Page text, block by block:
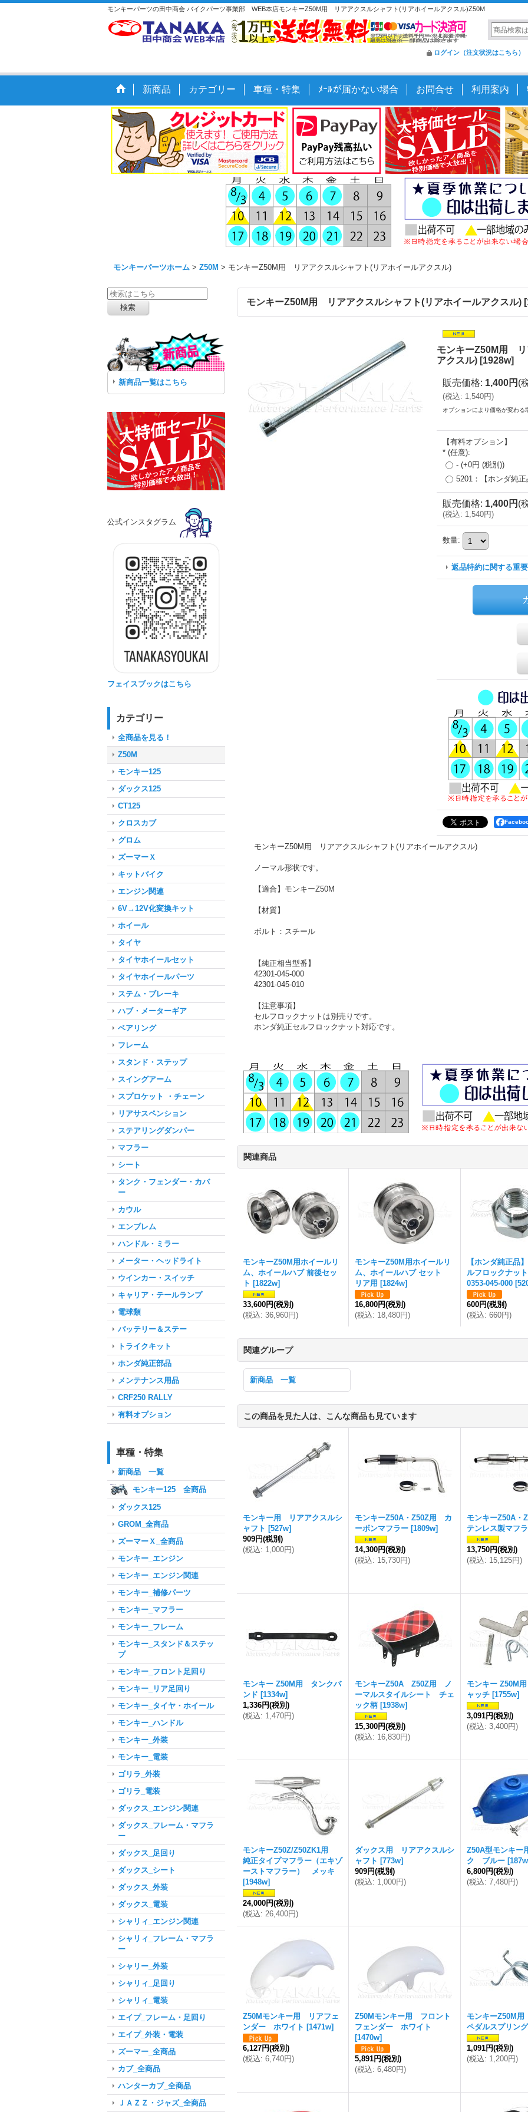
モンキーパーツの田中商会 バイクパーツ事業部 WEB本店モンキーZ50M用 リアアクスルシャフト(リアホイールアクスル)Z50M
ログイン（注文状況はこちら）
新商品 カテゴリー 車種・特集 ﾒｰﾙが届かない場合 お問合せ 利用案内
モンキーパーツホーム > Z50M > モンキーZ50M用 リアアクスルシャフト(リアホイールアクスル)
新商品一覧はこちら
公式インスタグラム
フェイスブックはこちら
カテゴリー
全商品を見る！
Z50M
モンキー125
ダックス125
CT125
クロスカブ
グロム
ズーマーＸ
キットバイク
エンジン関連
6V→12V化変換キット
ホイール
タイヤ
タイヤホイールセット
タイヤホイールパーツ
ステム・ブレーキ
ハブ・メーターギア
ベアリング
フレーム
スタンド・ステップ
スイングアーム
スプロケット ・チェーン
リアサスペンション
ステアリングダンパー
マフラー
シート
タンク・フェンダー・カバ
ー
カウル
エンブレム
ハンドル・ミラー
メーター・ヘッドライト
ウインカー・スイッチ
キャリア・テールランプ
電球類
バッテリー＆ステー
トライクキット
ホンダ純正部品
メンテナンス用品
CRF250 RALLY
有料オプション
車種・特集
新商品 一覧
モンキー125 全商品
ダックス125
GROM_全商品
ズーマーＸ_全商品
モンキー_エンジン
モンキー_エンジン関連
モンキー_補修パーツ
モンキー_マフラー
モンキー_フレーム
モンキー_スタンド＆ステッ
プ
モンキー_フロント足回り
モンキー_リア足回り
モンキー_タイヤ・ホイール
モンキー_ハンドル
モンキー_外装
モンキー_電装
ゴリラ_外装
ゴリラ_電装
ダックス_エンジン関連
ダックス_フレーム・マフラ
ー
ダックス_足回り
ダックス_シート
ダックス_外装
ダックス_電装
シャリィ_エンジン関連
シャリィ_フレーム・マフラ
ー
シャリー_外装
シャリィ_足回り
シャリィ_電装
エイプ_フレーム・足回り
エイプ_外装・電装
ズーマー_全商品
カブ_全商品
ハンターカブ_全商品
ＪＡＺＺ・ジャズ_全商品
モンキーZ50M用 リアアクスルシャフト(リアホイールアクスル) [
モンキーZ50M用 リ
アクスル) [1928w]
販売価格: 1,400円 (
(税込: 1,540円)
オプションにより価格が変わる
【有料オプション】
* (任意):
- (+0円 (税別))
5201：【ホンダ純
販売価格: 1,400円 (
(税込: 1,540円)
数量:
返品特約に関する重
モンキーZ50M用 リアアクスルシャフト(リアホイールアクスル)
ノーマル形状です。
【適合】モンキーZ50M
【材質】
ボルト：スチール
【純正相当型番】
42301-045-000
42301-045-010
【注意事項】
セルフロックナットは別売りです。
ホンダ純正セルフロックナット対応です。
関連商品
モンキーZ50M用ホイールリ
ム、ホイールハブ 前後セッ
ト [1822w]
33,600円(税別)
(税込: 36,960円)
モンキーZ50M用ホイールリ
ム、ホイールハブ セット
リア用 [1824w]
16,800円(税別)
(税込: 18,480円)
【ホンダ純正品
ルフロックナッ
0353-045-000 [
600円(税別)
(税込: 660円)
関連グループ
新商品 一覧
この商品を見た人は、こんな商品も見ています
モンキー用 リアアクスルシ
ャフト [527w]
909円(税別)
(税込: 1,000円)
モンキーZ50A・Z50Z用 カ
ーボンマフラー [1809w]
14,300円(税別)
(税込: 15,730円)
モンキーZ50A
テンレス製マフ
13,750円(税別)
(税込: 15,125円)
モンキー Z50M用 タンクバ
ンド [1334w]
1,336円(税別)
(税込: 1,470円)
モンキーZ50A Z50Z用 ノ
ーマルスタイルシート チェ
ック柄 [1938w]
15,300円(税別)
(税込: 16,830円)
モンキー Z50M
ャッチ [1755w]
3,091円(税別)
(税込: 3,400円)
モンキーZ50Z/Z50ZK1用
純正タイプマフラー（エキゾ
ーストマフラー） メッキ
[1948w]
24,000円(税別)
(税込: 26,400円)
ダックス用 リアアクスルシ
ャフト [773w]
909円(税別)
(税込: 1,000円)
Z50A型モンキ
ク ブルー [187w
6,800円(税別)
(税込: 7,480円)
Z50Mモンキー用 リアフェ
ンダー ホワイト [1471w]
6,127円(税別)
(税込: 6,740円)
Z50Mモンキー用 フロント
フェンダー ホワイト
[1470w]
5,891円(税別)
(税込: 6,480円)
モンキーZ50M
ペダルスプリング
1,091円(税別)
(税込: 1,200円)